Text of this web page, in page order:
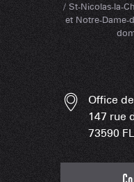
/ St-Nicolas-la-
et Notre-Dame-
Office
147 rue
73590